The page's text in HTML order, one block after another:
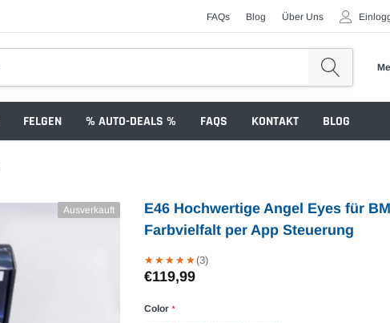
FAQs Blog Über Uns
FELGEN % AUTO-DEALS % FAQS KONTAKT BLOG
Ausverkauft
E46 Hochwertige Angel Eyes für
Farbvielfalt per App Steuerung
★
★ ★
★ ★
★ ★
★ ★
★(3)
€119,99
Color *